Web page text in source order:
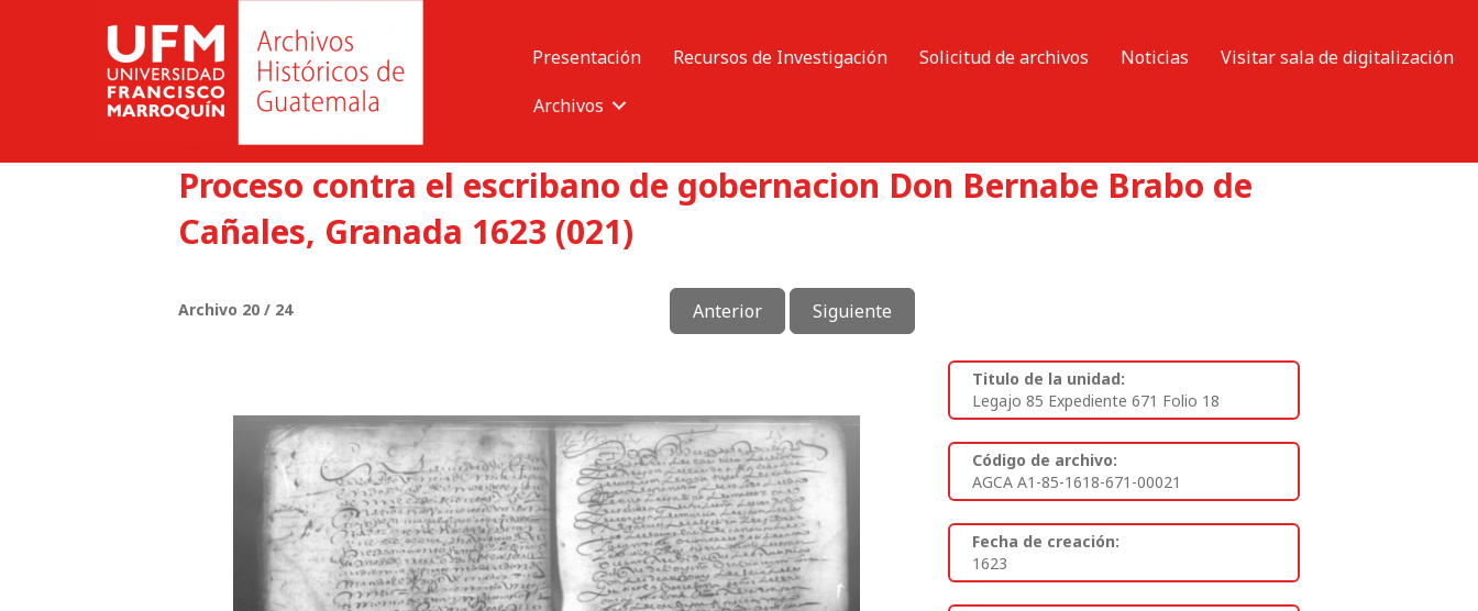
Presentación Recursos de Investigación Solicitud de archivos Noticias
Visitar sala de digitalización
Archivos
Proceso contra el escribano de gobernacion Don Bernabe Brabo de
Cañales, Granada 1623 (021)
Archivo 20 / 24 Anterior Siguiente
Titulo de la unidad:
Legajo 85 Expediente 671 Folio 18
Código de archivo:
AGCA A1-85-1618-671-00021
Fecha de creación:
1623